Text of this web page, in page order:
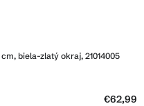
biela-zlatý okraj, 21014005
€62,99